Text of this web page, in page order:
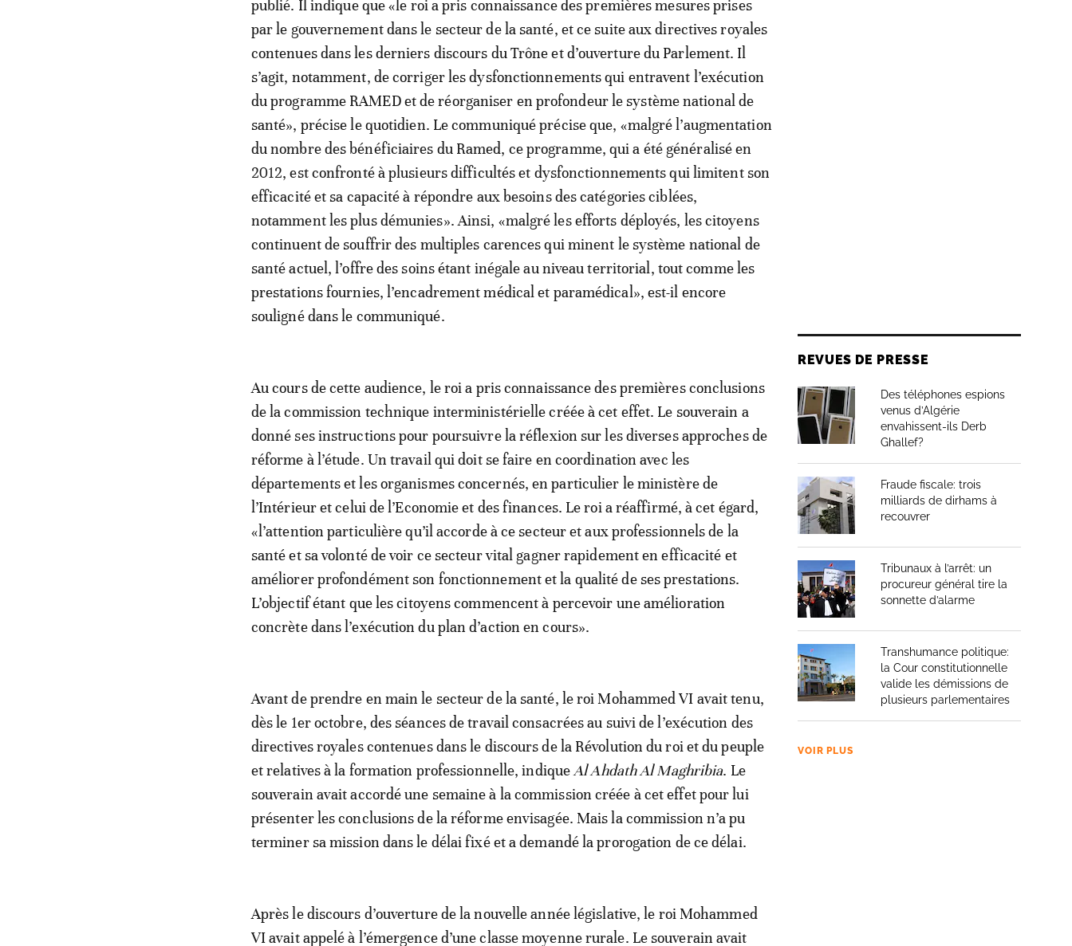
publié. Il indique que «le roi a pris connaissance des premières mesures prises
par le gouvernement dans le secteur de la santé, et ce suite aux directives royales
contenues dans les derniers discours du Trône et d’ouverture du Parlement. Il
s’agit, notamment, de corriger les dysfonctionnements qui entravent l’exécution
du programme RAMED et de réorganiser en profondeur le système national de
santé», précise le quotidien. Le communiqué précise que, «malgré l’augmentation
du nombre des bénéficiaires du Ramed, ce programme, qui a été généralisé en
2012, est confronté à plusieurs difficultés et dysfonctionnements qui limitent son
efficacité et sa capacité à répondre aux besoins des catégories ciblées,
notamment les plus démunies». Ainsi, «malgré les efforts déployés, les citoyens
continuent de souffrir des multiples carences qui minent le système national de
santé actuel, l’offre des soins étant inégale au niveau territorial, tout comme les
prestations fournies, l’encadrement médical et paramédical», est-il encore
souligné dans le communiqué.
Au cours de cette audience, le roi a pris connaissance des premières conclusions
de la commission technique interministérielle créée à cet effet. Le souverain a
donné ses instructions pour poursuivre la réflexion sur les diverses approches de
réforme à l’étude. Un travail qui doit se faire en coordination avec les
départements et les organismes concernés, en particulier le ministère de
l’Intérieur et celui de l’Economie et des finances. Le roi a réaffirmé, à cet égard,
«l’attention particulière qu’il accorde à ce secteur et aux professionnels de la
santé et sa volonté de voir ce secteur vital gagner rapidement en efficacité et
améliorer profondément son fonctionnement et la qualité de ses prestations.
L’objectif étant que les citoyens commencent à percevoir une amélioration
concrète dans l’exécution du plan d’action en cours».
Avant de prendre en main le secteur de la santé, le roi Mohammed VI avait tenu,
dès le 1er octobre, des séances de travail consacrées au suivi de l’exécution des
directives royales contenues dans le discours de la Révolution du roi et du peuple
et relatives à la formation professionnelle, indique Al Ahdath Al Maghribia. Le
souverain avait accordé une semaine à la commission créée à cet effet pour lui
présenter les conclusions de la réforme envisagée. Mais la commission n’a pu
terminer sa mission dans le délai fixé et a demandé la prorogation de ce délai.
Après le discours d’ouverture de la nouvelle année législative, le roi Mohammed
VI avait appelé à l’émergence d’une classe moyenne rurale. Le souverain avait
REVUES DE PRESSE
Des téléphones espions
venus d’Algérie
envahissent-ils Derb
Ghallef?
Fraude fiscale: trois
milliards de dirhams à
recouvrer
Tribunaux à l’arrêt: un
procureur général tire la
sonnette d’alarme
Transhumance politique:
la Cour constitutionnelle
valide les démissions de
plusieurs parlementaires
VOIR PLUS